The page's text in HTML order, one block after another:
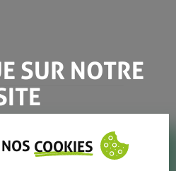
SUR NOTRE
COOKIES